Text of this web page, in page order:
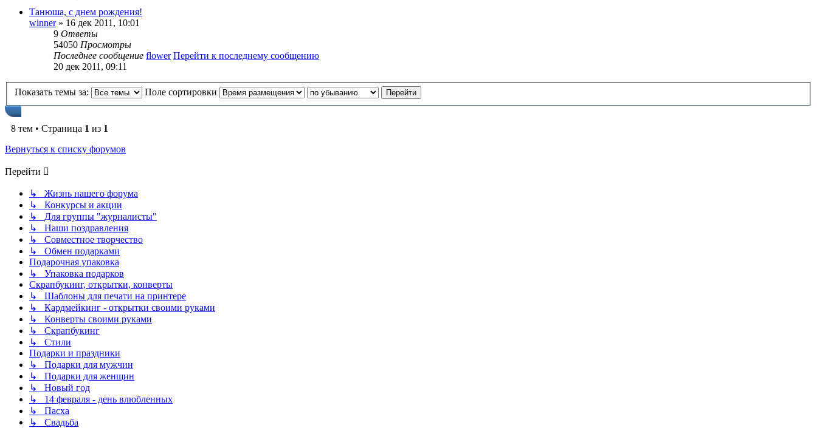
Танюша, с днем рождения!
winner» 16 дек 2011, 10:01
9 Ответы
54050 Просмотры
Последнее сообщение flower Перейти к последнему сообщению
20 дек 2011, 09:11
Показать темы за: Поле сортировки
8 тем • Страница 1 из 1
Вернуться к списку форумов
Перейти
↳ Жизнь нашего форума
↳ Конкурсы и акции
↳ Для группы "журналисты"
↳ Наши поздравления
↳ Совместное творчество
↳ Обмен подарками
Подарочная упаковка
↳ Упаковка подарков
Скрапбукинг, открытки, конверты
↳ Шаблоны для печати на принтере
↳ Кардмейкинг - открытки своими руками
↳ Конверты своими руками
↳ Скрапбукинг
↳ Стили
Подарки и праздники
↳ Подарки для мужчин
↳ Подарки для женщин
↳ Новый год
↳ 14 февраля - день влюбленных
↳ Пасха
↳ Свадьба